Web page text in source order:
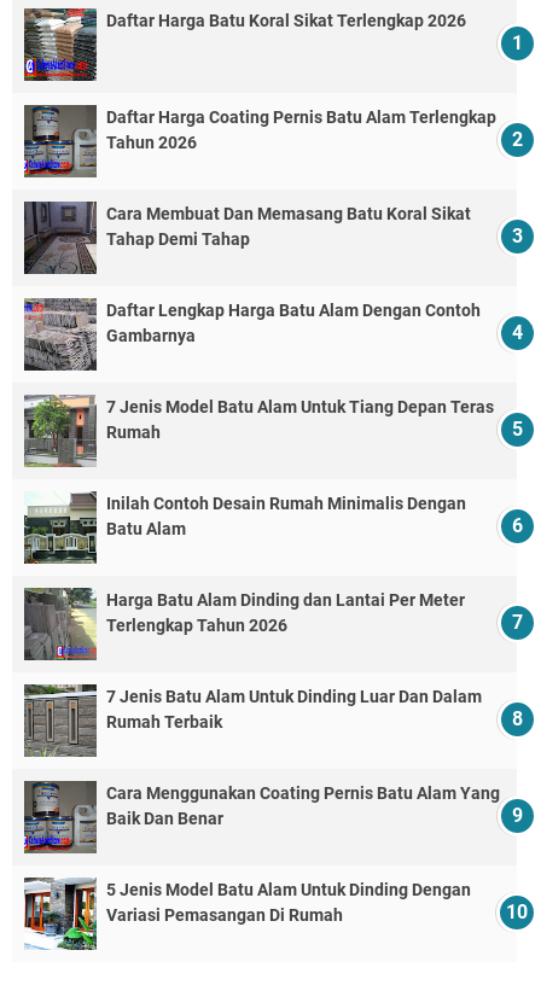
Daftar Harga Batu Koral Sikat Terlengkap 2026
Daftar Harga Coating Pernis Batu Alam Terlengkap
Tahun 2026
Cara Membuat Dan Memasang Batu Koral Sikat
Tahap Demi Tahap
Daftar Lengkap Harga Batu Alam Dengan Contoh
Gambarnya
7 Jenis Model Batu Alam Untuk Tiang Depan Teras
Rumah
Inilah Contoh Desain Rumah Minimalis Dengan
Batu Alam
Harga Batu Alam Dinding dan Lantai Per Meter
Terlengkap Tahun 2026
7 Jenis Batu Alam Untuk Dinding Luar Dan Dalam
Rumah Terbaik
Cara Menggunakan Coating Pernis Batu Alam Yang
Baik Dan Benar
5 Jenis Model Batu Alam Untuk Dinding Dengan
Variasi Pemasangan Di Rumah